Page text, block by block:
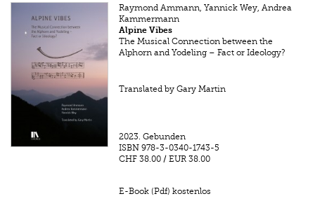
Raymond Ammann, Yannick Wey, Andrea
Kammermann
Alpine Vibes
The Musical Connection between the
Alphorn and Yodeling – Fact or Ideology?
Translated by Gary Martin
2023. Gebunden
ISBN 978-3-0340-1743-5
CHF 38.00 /EUR 38.00
E-Book (Pdf) kostenlos